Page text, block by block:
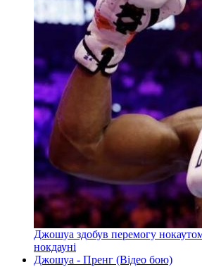
Джошуа здобув перемогу
нокдауні
Джошуа - Пренг (Відео бою)